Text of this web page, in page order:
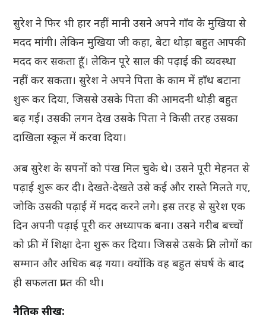
सुरेश ने फिर भी हार नहीं मानी उसने अपने गाँव के मुखिया से
मदद मांगी। लेकिन मुखिया जी कहा, बेटा थोड़ा बहुत आपकी
मदद कर सकता हूँ। लेकिन पूरे साल की पढ़ाई की व्यवस्था
नहीं कर सकता। सुरेश ने अपने पिता के काम में हाँथ बटाना
शुरू कर दिया, जिससे उसके पिता की आमदनी थोड़ी बहुत
बढ़ गई। उसकी लगन देख उसके पिता ने किसी तरह उसका
दाखिला स्कूल में करवा दिया।
अब सुरेश के सपनों को पंख मिल चुके थे। उसने पूरी मेहनत से
पढ़ाई शुरू कर दी। देखते-देखते उसे कई और रास्ते मिलते गए,
जोकि उसकी पढ़ाई में मदद करने लगे। इस तरह से सुरेश एक
दिन अपनी पढ़ाई पूरी कर अध्यापक बना। उसने गरीब बच्चों
को फ्री में शिक्षा देना शुरू कर दिया। जिससे उसके प्रति लोगों का
सम्मान और अधिक बढ़ गया। क्योंकि वह बहुत संघर्ष के बाद
ही सफलता प्राप्त की थी।
नैतिक सीख: